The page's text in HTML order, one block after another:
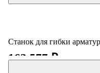
Станок для гибки
163 577 ₽